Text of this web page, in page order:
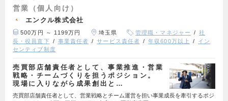
営業（個人向け）
エンクル株式会社
500万円 ～ 1199万円 埼玉県 管理職・マネジャー
社
長・役員直下
事業責任者 サービス責任者 年収600万以上
イン
センティブ制度
売買部店舗責任者として、事業推進・営業
戦略・チームづくりを担うポジション。
現場に入りながら成果創出と…
売買部店舗責任者として、営業戦略とチーム運営を担い事業成長を牽引するポジ